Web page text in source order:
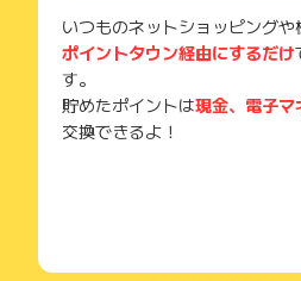
ません。
そのため、ポイントタウンのポイ
広告主様に直接行わないようお願い
掲載中のプログラムの掲載終了日は
り、急遽終了となる場合がございま
広告に遷移しない場合は掲載が終
いつものネットショッピング
ポイントタウン経由にするだけ
す。
貯めたポイントは現金、電子マ
交換できるよ！